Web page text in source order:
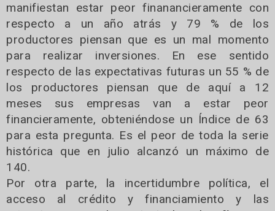
manifiestan estar peor finanancieramente con
respecto a un año atrás y 79 % de los
productores piensan que es un mal momento
para realizar inversiones. En ese sentido
respecto de las expectativas futuras un 55 % de
los productores piensan que de aquí a 12
meses sus empresas van a estar peor
financieramente, obteniéndose un Índice de 63
para esta pregunta. Es el peor de toda la serie
histórica que en julio alcanzó un máximo de
140.
Por otra parte, la incertidumbre política, el
acceso al crédito y financiamiento y las